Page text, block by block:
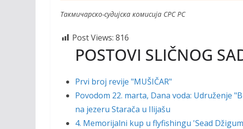
Такмичарско-судијска комисија СРС РС
Post Views: 816
POSTOVI SLIČNOG
Prvi broj revije "MUŠIČAR"
Povodom 22. marta, Dana voda: Udruženje
na jezeru Starača u Ilijašu
4. Memorijalni kup u flyfishingu 'Sead